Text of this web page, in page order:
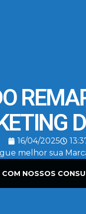
16/04/2025
melhor sua
COM NOSSOS